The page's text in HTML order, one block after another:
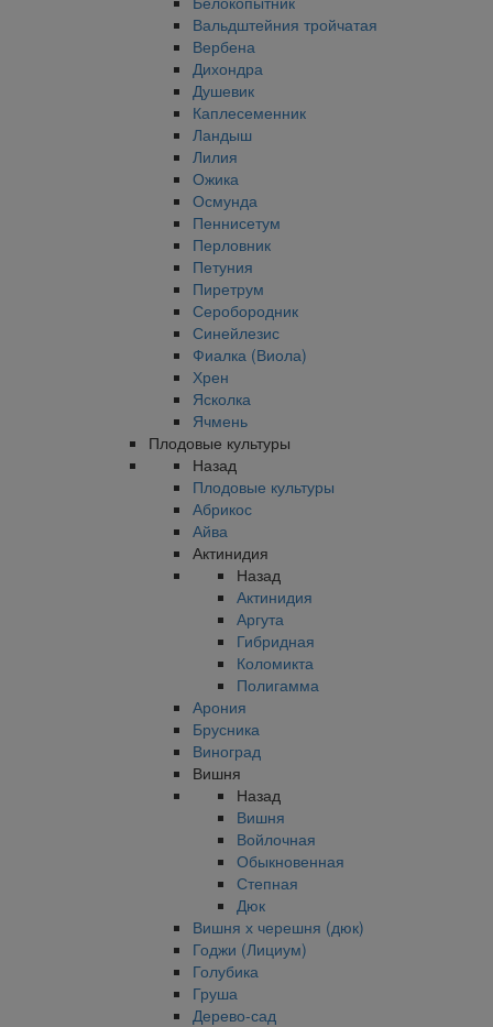
Вальдштейния тройчатая
Вербена
Дихондра
Душевик
Каплесеменник
Ландыш
Лилия
Ожика
Осмунда
Пеннисетум
Перловник
Петуния
Пиретрум
Серобородник
Синейлезис
Фиалка (Виола)
Хрен
Ясколка
Ячмень
Плодовые культуры
Назад
Плодовые культуры
Абрикос
Айва
Актинидия
Назад
Актинидия
Аргута
Гибридная
Коломикта
Полигамма
Арония
Брусника
Виноград
Вишня
Назад
Вишня
Войлочная
Обыкновенная
Степная
Дюк
Вишня х черешня (дюк)
Годжи (Лициум)
Голубика
Груша
Дерево-сад